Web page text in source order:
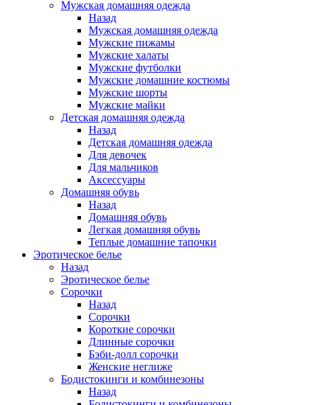
Мужская домашняя одежда
Назад
Мужская домашняя одежда
Мужские пижамы
Мужские халаты
Мужские футболки
Мужские домашние костюмы
Мужские шорты
Мужские майки
Детская домашняя одежда
Назад
Детская домашняя одежда
Для девочек
Для мальчиков
Аксессуары
Домашняя обувь
Назад
Домашняя обувь
Легкая домашняя обувь
Теплые домашние тапочки
Эротическое белье
Назад
Эротическое белье
Сорочки
Назад
Сорочки
Короткие сорочки
Длинные сорочки
Бэби-долл сорочки
Женские неглиже
Бодистокинги и комбинезоны
Назад